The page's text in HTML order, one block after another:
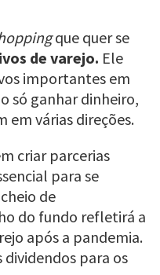
que quer se
de varejo. Ele
importantes em
só ganhar dinheiro,
em várias direções.
criar parcerias
para se
de
do fundo refletirá a
após a pandemia.
para os